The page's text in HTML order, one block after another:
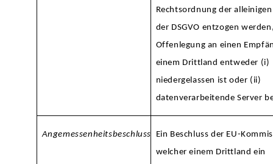
Rechtsordnung der
der DSGVO entzogen
Offenlegung an einen
einem Drittland entweder (i)
niedergelassen ist oder (ii)
datenverarbeitende Server
Angemessenheitsbeschluss
Ein Beschluss der EU-
welcher einem Drittland ein